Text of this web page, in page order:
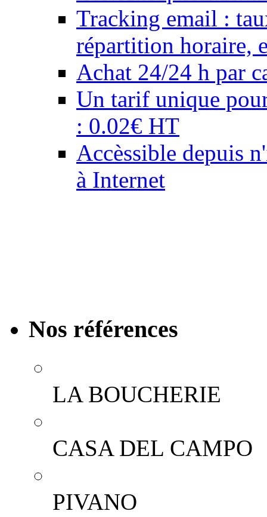
Tracking email :
répartition horaire,
Achat 24/24 h par
Un tarif unique
: 0.02€ HT
Accèssible depuis
à Internet
Nos références
LA BOUCHERIE
CASA DEL CAMPO
PIVANO